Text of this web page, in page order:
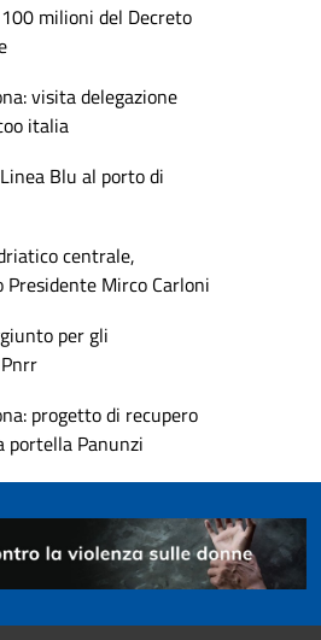
milioni del Decreto
visita delegazione
italia
Blu al porto di
centrale,
Presidente Mirco Carloni
per gli
progetto di recupero
portella Panunzi